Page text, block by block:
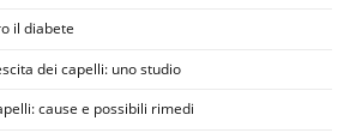
il diabete
dei capelli: uno studio
cause e possibili rimedi